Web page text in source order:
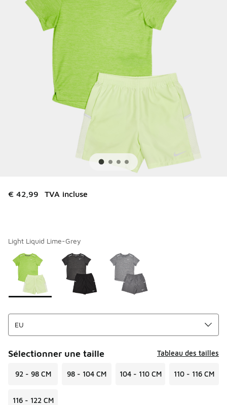
€ 42,99 TVA incluse
Light Liquid Lime-Grey
Page 1 sur 1 affichant 1 à 3 des 3 couleurs.
Merci de sélectionner un style*
Sélectionner une taille Tableau des tailles
92 - 98 CM 98 - 104 CM 104 - 110 CM 110 - 116 CM
116 - 122 CM